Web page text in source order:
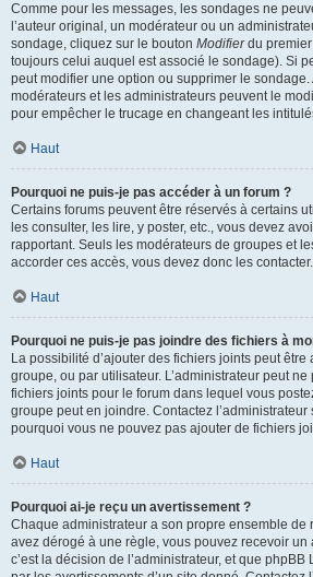
Comme pour les messages, les sondages ne
l’auteur original, un modérateur ou un
sondage, cliquez sur le bouton Modifierdu premier
toujours celui auquel est associé le sondage). Si
peut modifier une option ou supprimer le sondage.
modérateurs et les administrateurs peuvent le
pour empêcher le trucage en changeant les
Haut
Pourquoi ne puis-je pas accéder à un forum ?
Certains forums peuvent être réservés à certains
les consulter, les lire, y poster, etc., vous devez
rapportant. Seuls les modérateurs de groupes et
accorder ces accès, vous devez donc les contacter.
Haut
Pourquoi ne puis-je pas joindre des fichiers à
La possibilité d’ajouter des fichiers joints peut
groupe, ou par utilisateur. L’administrateur peut ne
fichiers joints pour le forum dans lequel vous
groupe peut en joindre. Contactez l’administrateur
pourquoi vous ne pouvez pas ajouter de fichiers
Haut
Pourquoi ai-je reçu un avertissement ?
Chaque administrateur a son propre ensemble de
avez dérogé à une règle, vous pouvez recevoir un
c’est la décision de l’administrateur, et que phpBB